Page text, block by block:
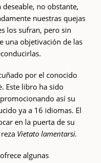
no obstante,
nuestras quejas
los sufran, pero sin
una objetivación de las
por el conocido
Este libro ha sido
así su
ya a 16 idiomas. El
en la puerta de su
Vietato lamentarsi.
algunas